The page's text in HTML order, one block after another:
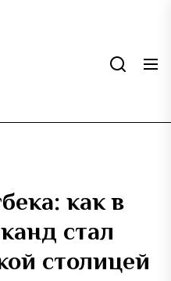
как в
стал
столицей